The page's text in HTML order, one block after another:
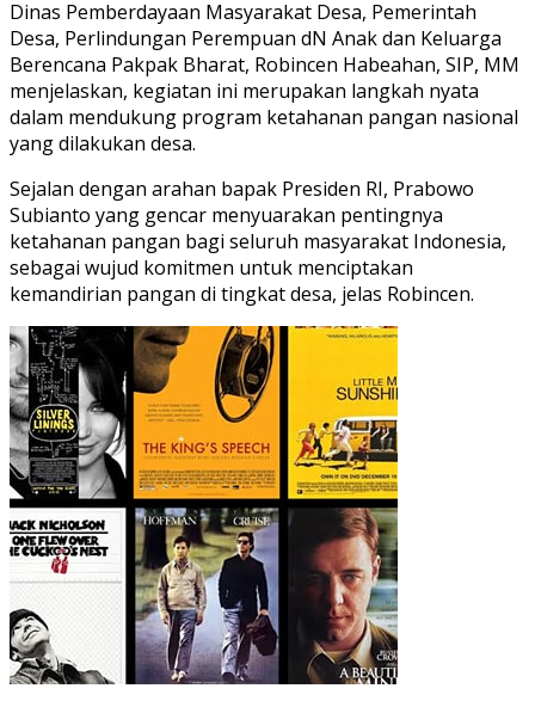
Dinas Pemberdayaan Masyarakat Desa, Pemerintah
Desa, Perlindungan Perempuan dN Anak dan Keluarga
Berencana Pakpak Bharat, Robincen Habeahan, SIP, MM
menjelaskan, kegiatan ini merupakan langkah nyata
dalam mendukung program ketahanan pangan nasional
yang dilakukan desa.
Sejalan dengan arahan bapak Presiden RI, Prabowo
Subianto yang gencar menyuarakan pentingnya
ketahanan pangan bagi seluruh masyarakat Indonesia,
sebagai wujud komitmen untuk menciptakan
kemandirian pangan di tingkat desa, jelas Robincen.